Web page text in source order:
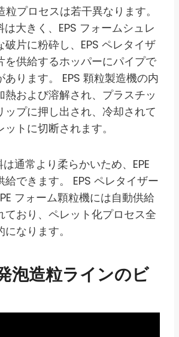
粒プロセスは若干異なります。
は大きく、EPS フォームシュレ
破片に粉砕し、EPS ペレタイザ
を供給するホッパーにパイプで
ります。 EPS 顆粒製造機の内
熱および溶解され、プラスチッ
ップに押し出され、冷却されて
トに切断されます。
は通常より柔らかいため、EPE
できます。 EPS ペレタイザー
フォーム顆粒機には自動供給
ており、ペレット化プロセス全
なります。
泡造粒ラインのビ